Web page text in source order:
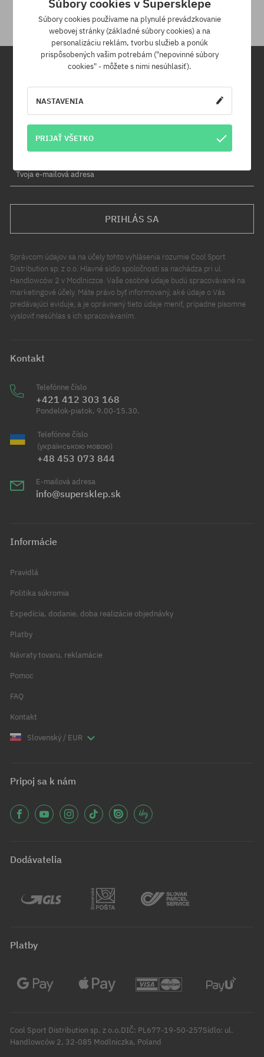
Newsletter
Prihláste sa na odber nášho newsletteru a ako prvý sa dozviete o
nových produktoch a propagačných akciách!
Navyše získaš zľavový kód -5 % na celú objednávku!
Tvoja e-mailová adresa
PRIHLÁS SA
Správcom údajov sa na účely tohto vyhlásenia rozumie Cool Sport
Distribution sp. z o.o. Hlavné sídlo spoločnosti sa nachádza pri ul.
Handlowców 2 v Modlniczce. Vaše osobné údaje budú spracovávané na
marketingové účely. Máte právo byť informovaný, aké údaje o Vás
predávajúci eviduje, a je oprávnený tieto údaje meniť, prípadne písomne
vysloviť nesúhlas s ich spracovávaním.
Kontakt
Telefónne číslo
+421 412 303 168
Pondelok-piatok, 9.00-15.30.
Telefónne číslo
(українською мовою)
+48 453 073 844
E-mailová adresa
info@supersklep.sk
Informácie
Pravidlá
Politika súkromia
Expedícia, dodanie, doba realizácie objednávky
Platby
Návraty tovaru, reklamácie
Pomoc
FAQ
Kontakt
Slovenský / EUR
Pripoj sa k nám
Dodávatelia
Platby
Cool Sport Distribution sp. z o.o.DIČ: PL677-19-50-257Sídlo: ul.
Handlowców 2, 32-085 Modlniczka, Poland
Súbory cookies používame na plynulé prevádzkovanie
webovej stránky (základné súbory cookies) a na
personalizáciu reklám, tvorbu služieb a ponúk
prispôsobených vašim potrebám ("nepovinné súbory
cookies" - môžete s nimi nesúhlasiť).
NASTAVENIA
PRIJAŤ VŠETKO